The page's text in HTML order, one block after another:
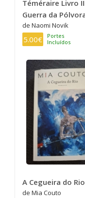
Téméraire Livro
Guerra da
de Naomi Novik
5.00€
Portes
Incluídos
A Cegueira do Rio
de Mia Couto